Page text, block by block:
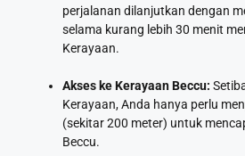
perjalanan dilanjutkan dengan
selama kurang lebih 30 menit
Kerayaan.
Akses ke Kerayaan Beccu:
Kerayaan, Anda hanya perlu
(sekitar 200 meter) untuk
Beccu.